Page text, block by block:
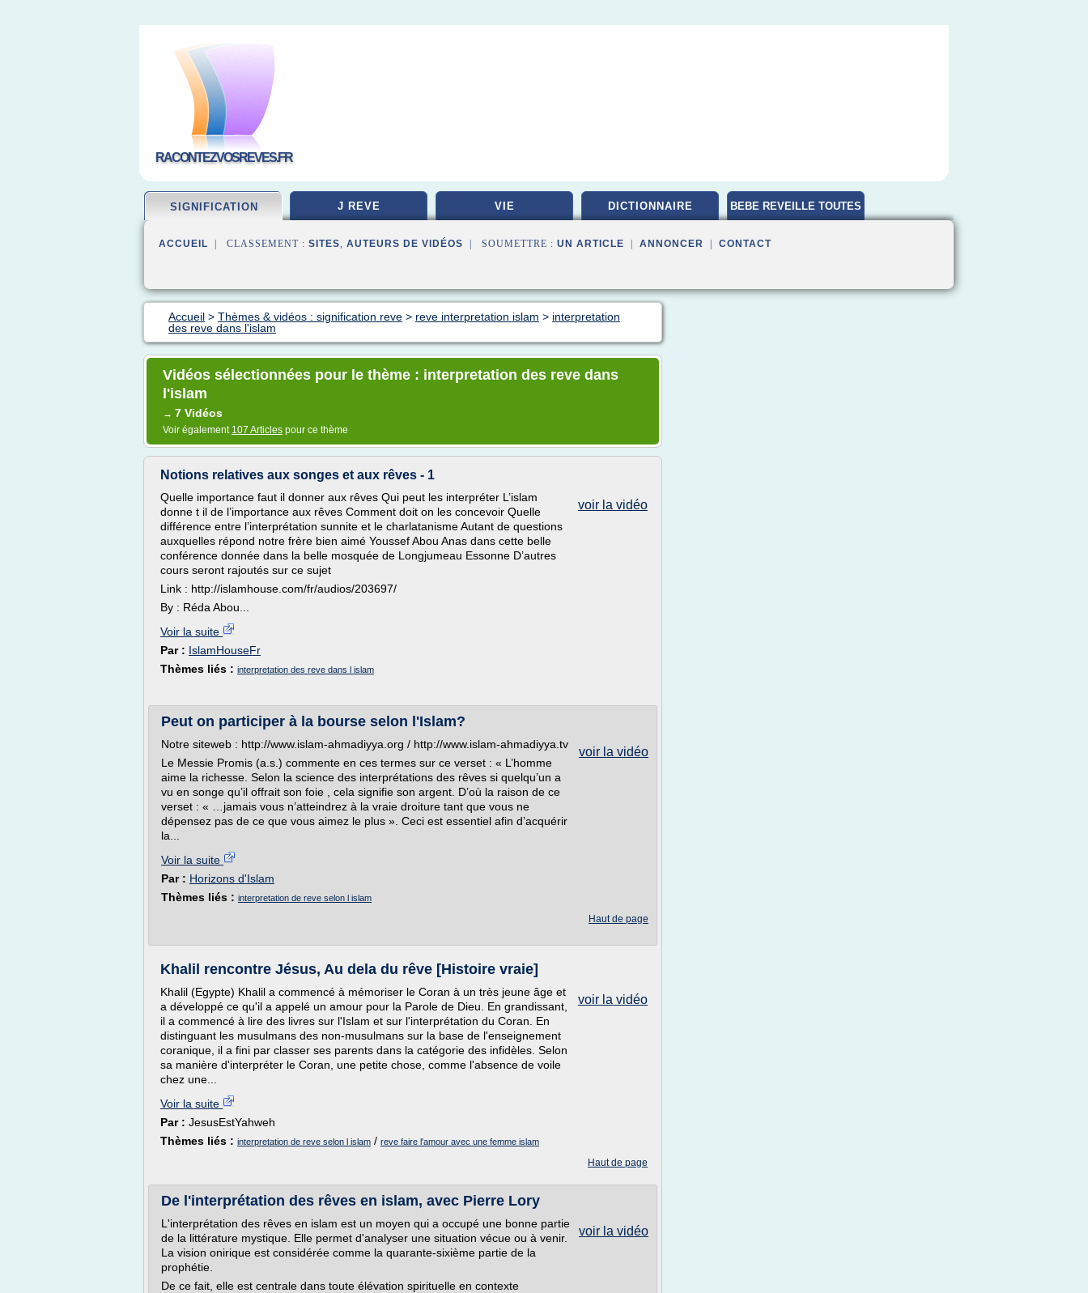
RACONTEZVOSREVES.FR
SIGNIFICATION J REVE VIE DICTIONNAIRE BEBE REVEILLE TOUTES
ACCUEIL | CLASSEMENT : SITES, AUTEURS DE VIDÉOS | SOUMETTRE : UN ARTICLE ANNONCER CONTACT
Accueil > Thèmes & vidéos : signification reve > reve interpretation islam > interpretation
des reve dans l'islam
Vidéos sélectionnées pour le thème : interpretation des reve dans
l'islam
→ 7 Vidéos
Voir également 107 Articles pour ce thème
Notions relatives aux songes et aux rêves - 1
voir la vidéo
Quelle importance faut il donner aux rêves Qui peut les interpréter L’islam
donne t il de l’importance aux rêves Comment doit on les concevoir Quelle
différence entre l’interprétation sunnite et le charlatanisme Autant de questions
auxquelles répond notre frère bien aimé Youssef Abou Anas dans cette belle
conférence donnée dans la belle mosquée de Longjumeau Essonne D’autres
cours seront rajoutés sur ce sujet
Link : http://islamhouse.com/fr/audios/203697/
By : Réda Abou...
Voir la suite
Par : IslamHouseFr
Thèmes liés : interpretation des reve dans l islam
Peut on participer à la bourse selon l'Islam?
voir la vidéo
Notre siteweb : http://www.islam-ahmadiyya.org / http://www.islam-ahmadiyya.tv
Le Messie Promis (a.s.) commente en ces termes sur ce verset : « L’homme
aime la richesse. Selon la science des interprétations des rêves si quelqu’un a
vu en songe qu’il offrait son foie , cela signifie son argent. D’où la raison de ce
verset : « …jamais vous n’atteindrez à la vraie droiture tant que vous ne
dépensez pas de ce que vous aimez le plus ». Ceci est essentiel afin d’acquérir
la...
Voir la suite
Par : Horizons d'Islam
Thèmes liés : interpretation de reve selon l islam
Haut de page
Khalil rencontre Jésus, Au dela du rêve [Histoire vraie]
voir la vidéo
Khalil (Egypte) Khalil a commencé à mémoriser le Coran à un très jeune âge et
a développé ce qu'il a appelé un amour pour la Parole de Dieu. En grandissant,
il a commencé à lire des livres sur l'Islam et sur l'interprétation du Coran. En
distinguant les musulmans des non-musulmans sur la base de l'enseignement
coranique, il a fini par classer ses parents dans la catégorie des infidèles. Selon
sa manière d'interpréter le Coran, une petite chose, comme l'absence de voile
chez une...
Voir la suite
Par : JesusEstYahweh
Thèmes liés : interpretation de reve selon l islam / reve faire l'amour avec une femme islam
Haut de page
De l'interprétation des rêves en islam, avec Pierre Lory
voir la vidéo
L'interprétation des rêves en islam est un moyen qui a occupé une bonne partie
de la littérature mystique. Elle permet d'analyser une situation vécue ou à venir.
La vision onirique est considérée comme la quarante-sixième partie de la
prophétie.
De ce fait, elle est centrale dans toute élévation spirituelle en contexte